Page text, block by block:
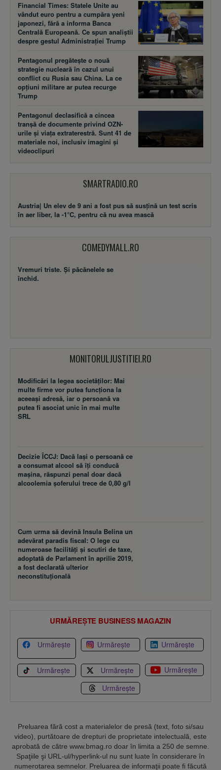
Financial Times: Statele Unite au
vândut euro pentru a cumpăra yeni
japonezi, fără a informa Banca
Centrală Europeană. Ce spun analiștii
despre gestul Administrației Trump
Pentagonul pregătește o nouă
strategie nucleară în cazul unui
conflict cu Rusia sau China. La ce
opțiuni militare ar putea recurge
Trump
Pentagonul declasifică a cincea
tranșă de documente privind OZN-
urile și viața extraterestră. Sunt 41 de
materiale noi, inclusiv imagini și
videoclipuri
SMARTRADIO.RO
Austria| Un elev de 9 ani a fost pus să susţină un test scris
în aer liber, la -1°C, pentru că nu avea mască
COMEDYMALL.RO
Vremuri triste. Şi păcănelele se
închid.
MONITORULJUSTITIEI.RO
Modificări la legea societăţilor: Mai
multe firme vor putea funcţiona la
aceeaşi adresă, iar o persoană va
putea fi asociat unic în mai multe
SRL
Decizie ÎCCJ: Dacă laşi o persoană ce
a consumat alcool să îţi conducă
maşina, răspunzi penal doar dacă
alcoolemia şoferului trece de 0,80 g/l
Cum urma să devină Insula Belina un
adevărat paradis fiscal: O lege cu
numeroase facilităţi şi scutiri de taxe,
adoptată de Parlament în aprilie 2019,
a fost declarată ulterior
neconstituţională
URMĂREȘTE BUSINESS MAGAZIN
Urmărește Urmărește Urmărește
Urmărește Urmărește
Urmărește
Urmărește
Preluarea fără cost a materialelor de presă (text, foto si/sau
video), purtătoare de drepturi de proprietate intelectuală, este
aprobată de către www.bmag.ro doar în limita a 250 de semne.
Spaţiile şi URL-ul/hyperlink-ul nu sunt luate în considerare în
numerotarea semnelor. Preluarea de informaţii poate fi făcută